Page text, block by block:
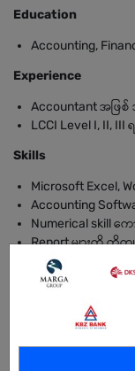
Education
Accounting,
Experience
Accountant အဖြ
LCCI Level I, II,
Skills
Microsoft Excel,
Accounting
Numerical skill က
Report များကို တိ
Personal Qualities
တာဝန်ယူမှုရှိသူ
ရိုးသားပြီး စည်းကမ်